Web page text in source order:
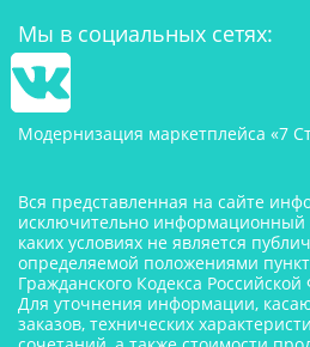
Мы в социальных сетях:
Модернизация маркетплейса «7
Вся представленная на сайте
исключительно информационный
каких условиях не является
определяемой положениями
Гражданского Кодекса
Для уточнения информации,
заказов, технических